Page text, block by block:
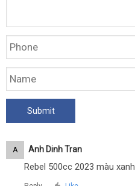
A Anh Dinh Tran
Rebel 500cc 2023 màu xanh